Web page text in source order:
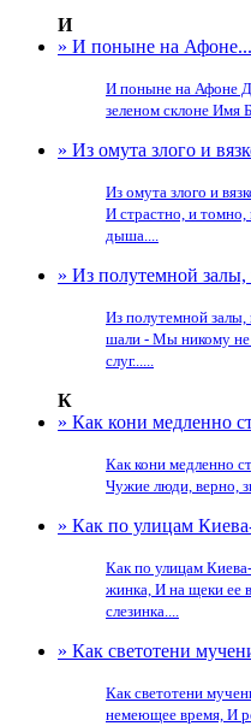
И
» И поныне на Афоне...
И поныне на Афоне
зеленом склоне Имя
» Из омута злого и
Из омута злого и
И страстно, и
дыша....
» Из полутемной залы,
Из полутемной залы,
шали - Мы никому
слуг......
К
» Как кони медленно
Как кони медленно
Чужие люди, верно,
» Как по улицам
Как по улицам
жинка, И на щеки ее
слезинка....
» Как светотени
Как светотени
немеющее время, И